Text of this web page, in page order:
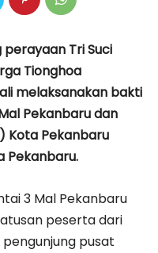
perayaan Tri Suci
Tionghoa
melaksanakan bakti
Pekanbaru dan
Kota Pekanbaru
Pekanbaru.
3 Mal Pekanbaru
peserta dari
pusat